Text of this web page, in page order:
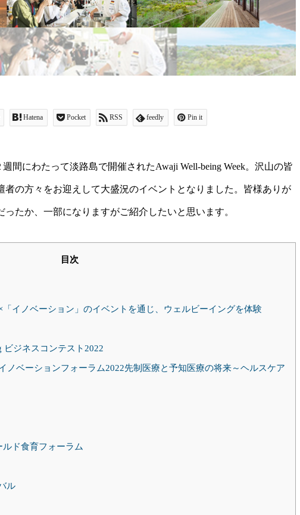
Hatena Pocket RSS feedly Pin it
間にわたって淡路島で開催されたAwaji Well-being Week。沢山の皆
の方々をお迎えして大盛況のイベントとなりました。皆様ありが
たか、一部になりますがご紹介したいと思います。
目次
「イノベーション」のイベントを通じ、ウェルビーイングを体験
ビジネスコンテスト2022
ノベーションフォーラム2022先制医療と予知医療の将来～ヘルスケア
ド食育フォーラム
ル